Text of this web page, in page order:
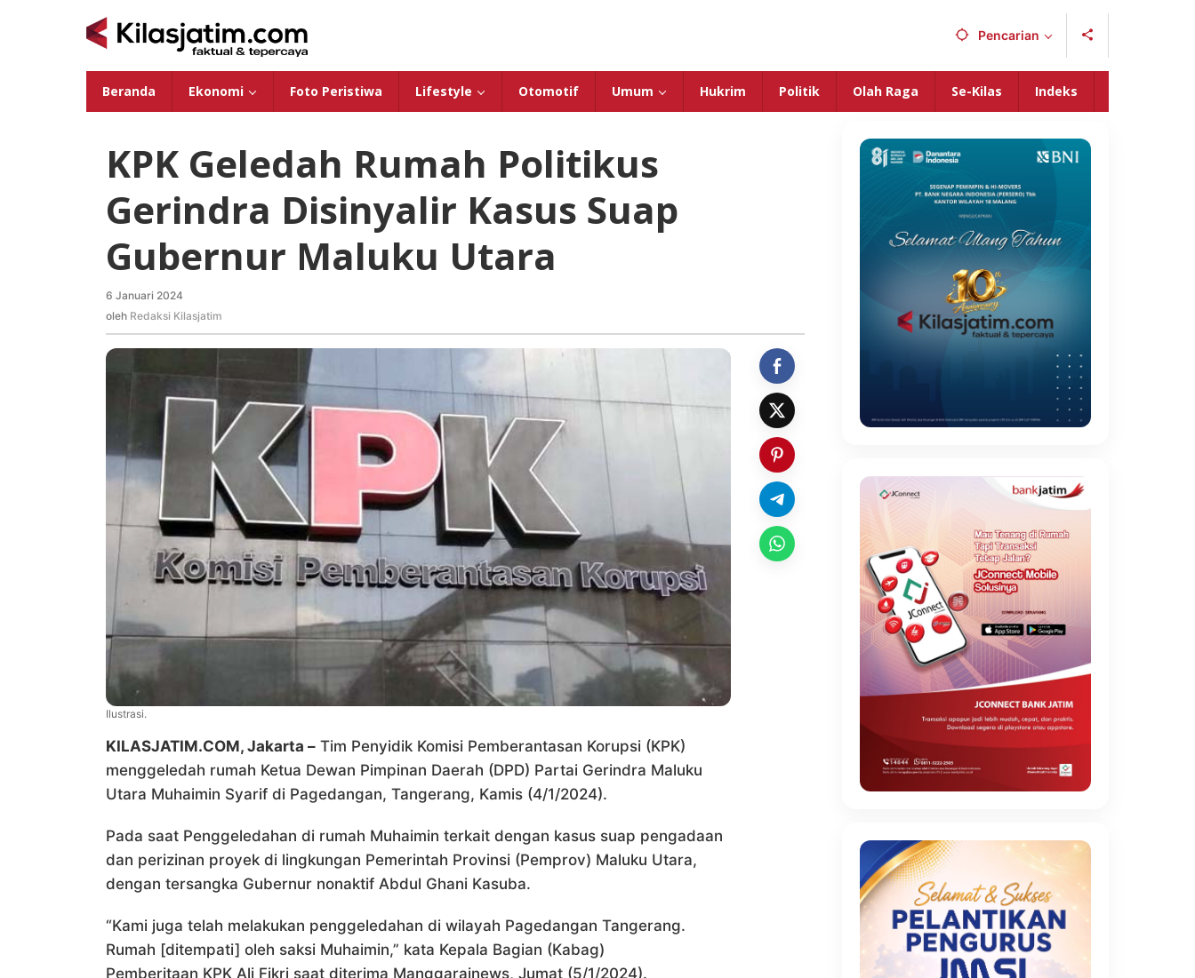
Pencarian
Beranda Ekonomi Foto Peristiwa Lifestyle Otomotif Umum Hukrim Politik Olah Raga Se-Kilas Indeks
KPK Geledah Rumah Politikus
Gerindra Disinyalir Kasus Suap
Gubernur Maluku Utara
6 Januari 2024
Redaksi
oleh Redaksi Kilasjatim
Ilustrasi.
KILASJATIM.COM, Jakarta – Tim Penyidik Komisi Pemberantasan Korupsi (KPK)
menggeledah rumah Ketua Dewan Pimpinan Daerah (DPD) Partai Gerindra Maluku
Utara Muhaimin Syarif di Pagedangan, Tangerang, Kamis (4/1/2024).
Pada saat Penggeledahan di rumah Muhaimin terkait dengan kasus suap pengadaan
dan perizinan proyek di lingkungan Pemerintah Provinsi (Pemprov) Maluku Utara,
dengan tersangka Gubernur nonaktif Abdul Ghani Kasuba.
“Kami juga telah melakukan penggeledahan di wilayah Pagedangan Tangerang.
Rumah [ditempati] oleh saksi Muhaimin,” kata Kepala Bagian (Kabag)
Pemberitaan KPK Ali Fikri saat diterima Manggarainews, Jumat (5/1/2024).